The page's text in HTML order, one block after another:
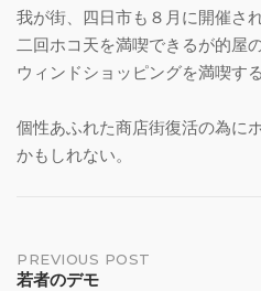
我が街、四日市も８月に開催さ
二回ホコ天を満喫できるが的屋
ウィンドショッピングを満喫す
個性あふれた商店街復活の為に
かもしれない。
Post
PREVIOUS POST
若者のデモ